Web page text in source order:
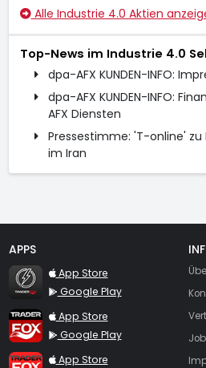
Alle Industrie 4.0 Aktien
Top-News im Industrie 4.0
dpa-AFX KUNDEN-INFO:
dpa-AFX KUNDEN-INFO:
AFX Diensten
Pressestimme: 'T-online'
im Iran
APPS
TraderFox Flash
App Store
Google Play
TraderFox App
App Store
Google Play
TraderFox Pro
App Store